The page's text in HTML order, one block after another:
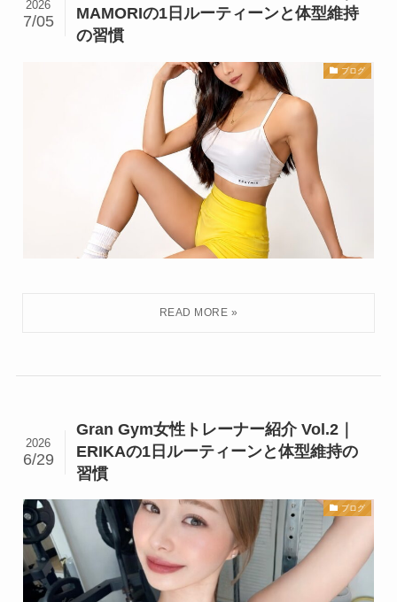
MAMORIの1日ルーティーンと体型維持
の習慣
2026
7/05
ブログ
Gran Gym女性トレーナー紹介 Vol.2｜
ERIKAの1日ルーティーンと体型維持の
習慣
2026
6/29
ブログ